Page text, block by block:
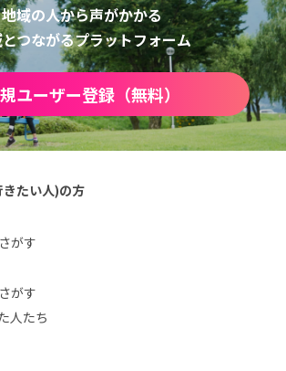
地域の人から声がかかる
つながるプラットフォーム
ユーザー登録（無料）
たい人)の方
がす
がす
人たち